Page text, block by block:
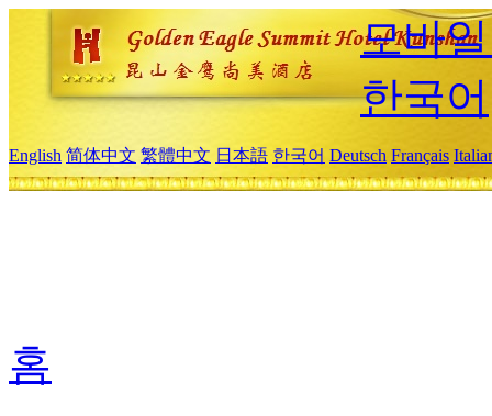
모바
한국어
English 简体中文 繁體中文 日本語 한국어 Deutsch Français
홈